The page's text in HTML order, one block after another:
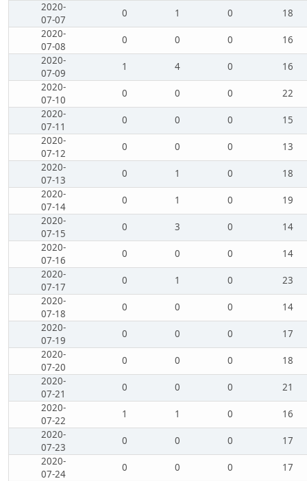
2020-
07-07
0 1 0
18
2020-
07-08
0 0 0
16
2020-
07-09
1 4 0
16
2020-
07-10
0 0 0
22
2020-
07-11
0 0 0
15
2020-
07-12
0 0 0
13
2020-
07-13
0 1 0
18
2020-
07-14
0 1 0
19
2020-
07-15
0 3 0
14
2020-
07-16
0 0 0
14
2020-
07-17
0 1 0
23
2020-
07-18
0 0 0
14
2020-
07-19
0 0 0
17
2020-
07-20
0 0 0
18
2020-
07-21
0 0 0
21
2020-
07-22
1 1 0
16
2020-
07-23
0 0 0
17
2020-
07-24
0 0 0
17